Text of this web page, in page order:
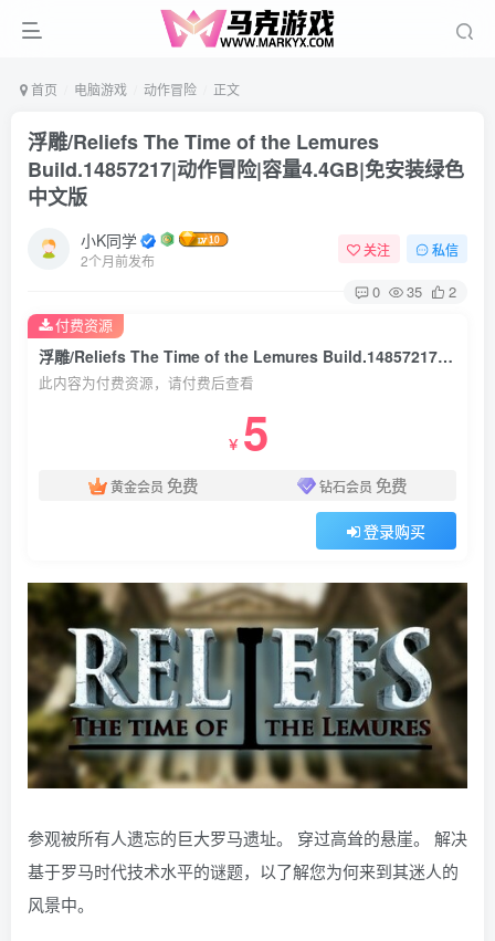
首页 电脑游戏 动作冒险 正文
浮雕/Reliefs The Time of the Lemures
Build.14857217|动作冒险|容量4.4GB|免安装绿色
中文版
小K同学
2个月前发布
关注 私信
0 35 2
浮雕/Reliefs The Time of the Lemures Build.14857217|动作冒险|容量4.4GB|免安装绿色中文版
此内容为付费资源，请付费后查看
￥ 5
黄金会员 免费 钻石会员 免费
登录购买
付费资源
参观被所有人遗忘的巨大罗马遗址。 穿过高耸的悬崖。 解决
基于罗马时代技术水平的谜题，以了解您为何来到其迷人的
风景中。